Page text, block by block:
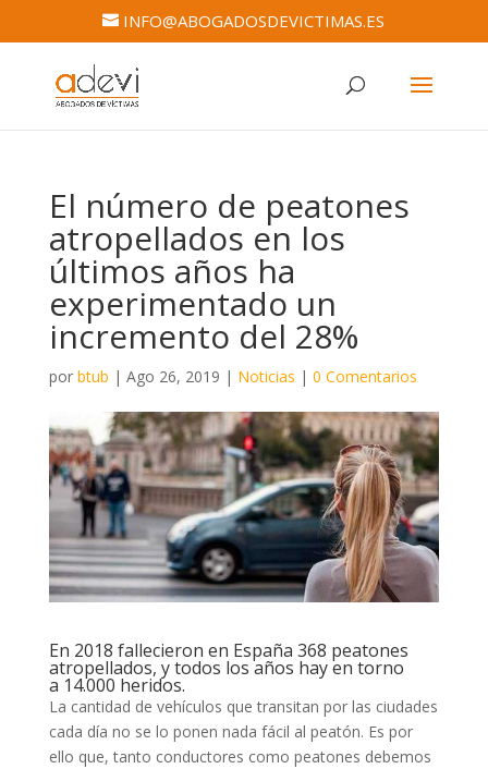
INFO@ABOGADOSDEVICTIMAS.ES
El número de peatones
atropellados en los
últimos años ha
experimentado un
incremento del 28%
por btub | Ago 26, 2019 | Noticias | 0 Comentarios
En 2018 fallecieron en España 368 peatones
atropellados, y todos los años hay en torno
a 14.000 heridos.
La cantidad de vehículos que transitan por las ciudades
cada día no se lo ponen nada fácil al peatón. Es por
ello que, tanto conductores como peatones debemos